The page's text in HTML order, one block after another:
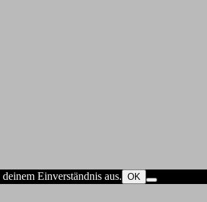
Einverständnis aus. OK